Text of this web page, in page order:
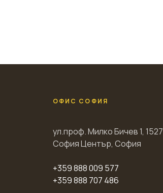
ОФИС СОФИЯ
ул.проф. Милко Бичев 1, 1527
София Център, София
+359 888 009 577
+359 888 707 486